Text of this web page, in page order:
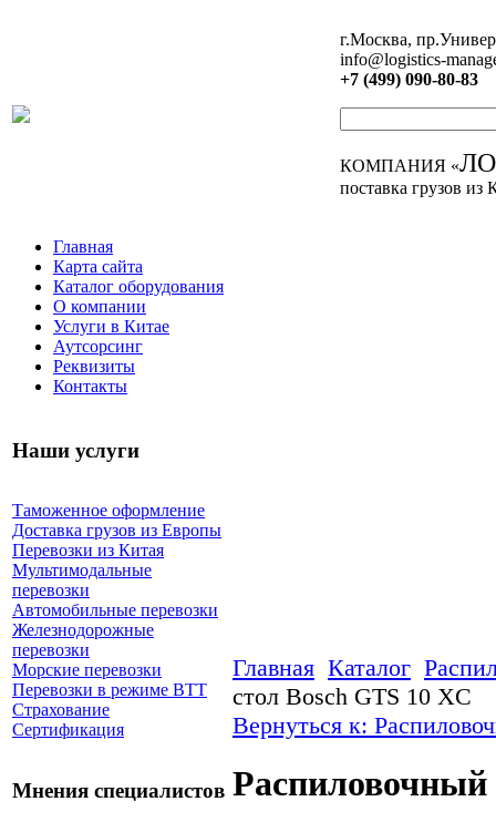
г.Москва,
info@logistics-
+7 (499) 090-80-83
КОМПАНИЯ «
поставка грузов из
Главная
Карта сайта
Каталог оборудования
О компании
Услуги в Китае
Аутсорсинг
Реквизиты
Контакты
Наши услуги
Таможенное оформление
Доставка грузов из Европы
Перевозки из Китая
Мультимодальные
перевозки
Автомобильные перевозки
Железнодорожные
перевозки
Морские перевозки
Перевозки в режиме ВТТ
Страхование
Сертификация
Мнения специалистов
Главная Каталог
стол Bosch GTS 10 XC
Вернуться к:
Распиловочный